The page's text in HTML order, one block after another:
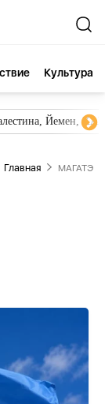
Культура
Грузия,
Главная МАГАТЭ